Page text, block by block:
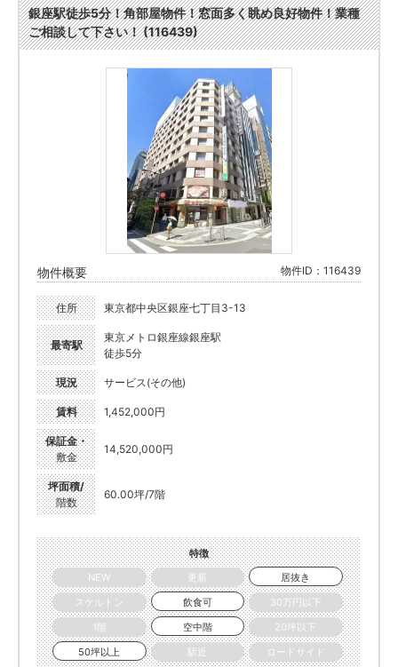
銀座駅徒歩5分！角部屋物件！窓面多く眺め良好物件！業種
ご相談して下さい！ (116439)
物件概要 物件ID：116439
住所 東京都中央区銀座七丁目3-13
最寄駅
東京メトロ銀座線銀座駅
徒歩5分
現況 サービス(その他)
賃料 1,452,000円
保証金・
敷金
14,520,000円
坪面積/
階数
60.00坪/7階
特徴
NEW
更新
居抜き
スケルトン
飲食可
30万円以下
1階
空中階
20坪以下
50坪以上
駅近 ロードサイド